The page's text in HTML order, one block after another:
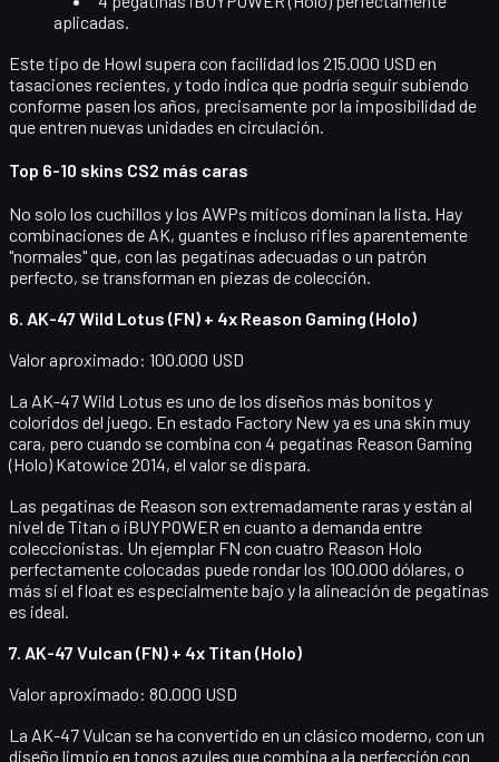
aplicadas.
Este tipo de Howl supera con facilidad los 215.000 USD en
tasaciones recientes, y todo indica que podría seguir subiendo
conforme pasen los años, precisamente por la imposibilidad de
que entren nuevas unidades en circulación.
Top 6-10 skins CS2 más caras
No solo los cuchillos y los AWPs míticos dominan la lista. Hay
combinaciones de AK, guantes e incluso rifles aparentemente
"normales" que, con las pegatinas adecuadas o un patrón
perfecto, se transforman en piezas de colección.
6. AK-47 Wild Lotus (FN) + 4x Reason Gaming (Holo)
Valor aproximado: 100.000 USD
La AK-47 Wild Lotus es uno de los diseños más bonitos y
coloridos del juego. En estado Factory New ya es una skin muy
cara, pero cuando se combina con 4 pegatinas Reason Gaming
(Holo) Katowice 2014, el valor se dispara.
Las pegatinas de Reason son extremadamente raras y están al
nivel de Titan o iBUYPOWER en cuanto a demanda entre
coleccionistas. Un ejemplar FN con cuatro Reason Holo
perfectamente colocadas puede rondar los 100.000 dólares, o
más si el float es especialmente bajo y la alineación de pegatinas
es ideal.
7. AK-47 Vulcan (FN) + 4x Titan (Holo)
Valor aproximado: 80.000 USD
La AK-47 Vulcan se ha convertido en un clásico moderno, con un
diseño limpio en tonos azules que combina a la perfección con